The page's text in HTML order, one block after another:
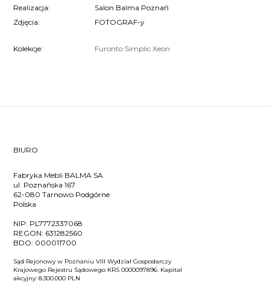
Realizacja:
Salon Balma Poznań
Zdjęcia:
FOTOGRAF-y
Kolekcje: Furonto Simplic Xeon
BIURO
Fabryka Mebli BALMA SA
ul. Poznańska 167
62-080 Tarnowo Podgórne
Polska
NIP: PL7772337068
REGON: 631282560
BDO: 000011700
Sąd Rejonowy w Poznaniu VIII Wydział Gospodarczy
Krajowego Rejestru Sądowego KRS 0000097896. Kapitał
akcyjny: 8.300.000 PLN